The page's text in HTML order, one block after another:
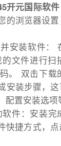
开元国际软件
的浏览器设
安装软件：
的文件进行扫
。 双击下载
安装步骤，
置安装选项
件：安装完
快捷方式，